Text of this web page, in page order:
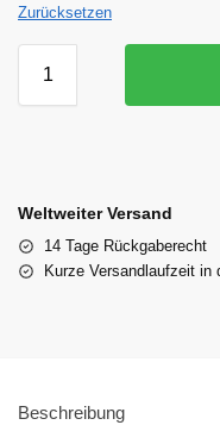
Zurücksetzen
Weltweiter Versand
14 Tage Rückgaberecht
Kurze Versandlaufzeit in
Beschreibung